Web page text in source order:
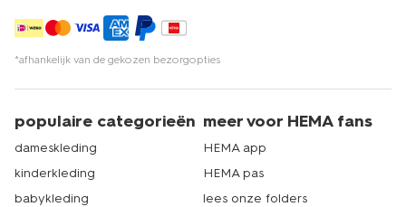
*afhankelijk van de gekozen bezorgopties
populaire categorieën
dameskleding
kinderkleding
babykleding
meer voor HEMA fans
HEMA app
HEMA pas
lees onze folders